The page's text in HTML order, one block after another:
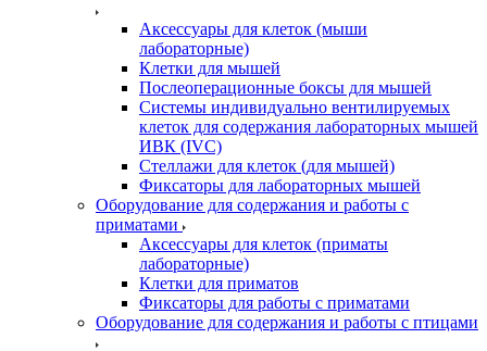
Аксессуары для клеток (мыши
лабораторные)
Клетки для мышей
Послеоперационные боксы для мышей
Системы индивидуально вентилируемых
клеток для содержания лабораторных мышей
ИВК (IVC)
Стеллажи для клеток (для мышей)
Фиксаторы для лабораторных мышей
Оборудование для содержания и работы с
приматами
Аксессуары для клеток (приматы
лабораторные)
Клетки для приматов
Фиксаторы для работы с приматами
Оборудование для содержания и работы с птицами